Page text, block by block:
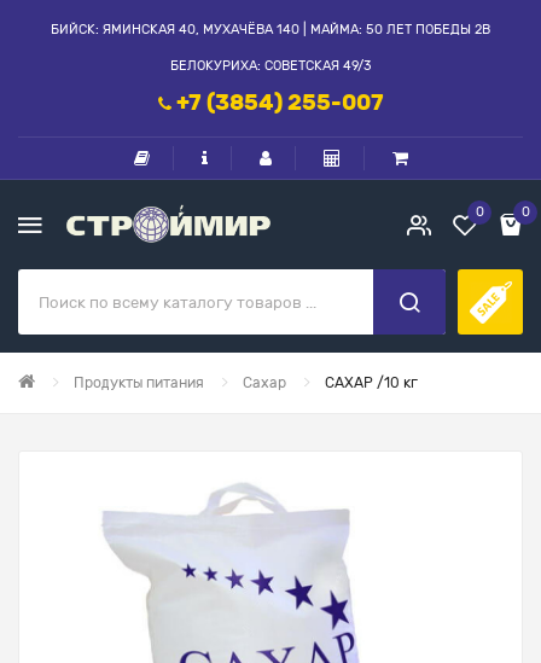
БИЙСК: ЯМИНСКАЯ 40, МУХАЧЁВА 140 | МАЙМА: 50 ЛЕТ ПОБЕДЫ 2В
БЕЛОКУРИХА: СОВЕТСКАЯ 49/3
+7 (3854) 255-007
0 0
Продукты питания Сахар САХАР /10 кг